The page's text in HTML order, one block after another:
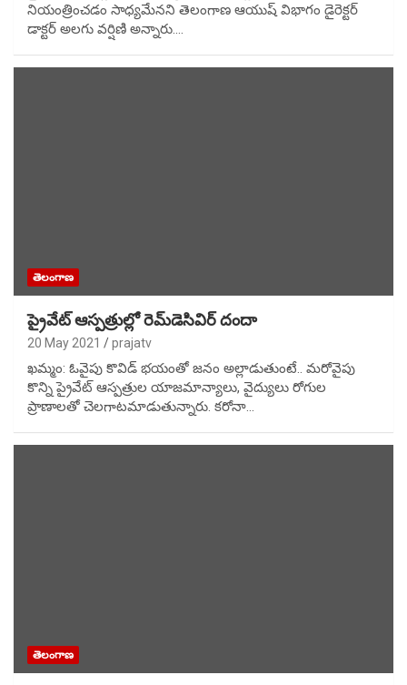
నియంత్రించడం సాధ్యమేనని తెలంగాణ ఆయుష్‌ విభాగం డైరెక్టర్‌
డాక్టర్‌ అలగు వర్షిణి అన్నారు.…
తెలంగాణ
ప్రైవేట్‌ ఆస్పత్రుల్లో రెమ్‌డెసివిర్‌ దందా
20 May 2021 prajatv
ఖమ్మం: ఓవైపు కొవిడ్‌ భయంతో జనం అల్లాడుతుంటే.. మరోవైపు
కొన్ని ప్రైవేట్‌ ఆస్పత్రుల యాజమాన్యాలు, వైద్యులు రోగుల
ప్రాణాలతో చెలగాటమాడుతున్నారు. కరోనా…
తెలంగాణ